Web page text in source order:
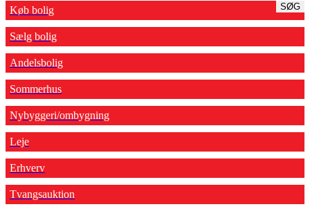
SØG
Køb bolig
Sælg bolig
Andelsbolig
Sommerhus
Nybyggeri/ombygning
Leje
Erhverv
Tvangsauktion